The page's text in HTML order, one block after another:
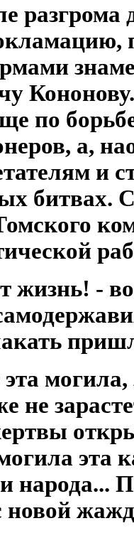
разгрома
по
а,
и
битвах.
жизнь! -
не
эта
народа...